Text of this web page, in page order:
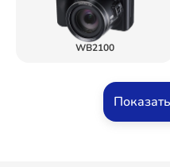
WB2100